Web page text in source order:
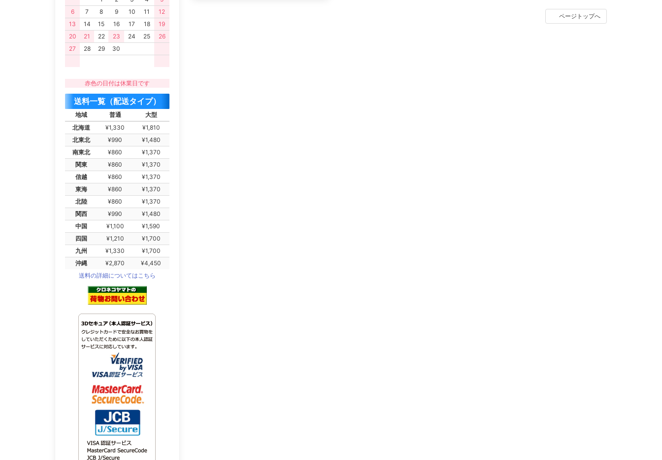
6
7 8 9 10 11
12
13
14 15 16 17 18
19
20
21 22 23 24 25
26
27
28 29 30
赤色の日付は休業日です
送料一覧（配送タイプ）
地域 普通
大型
北海道
¥1,330
¥1,810
北東北
¥990
¥1,480
南東北
¥860
¥1,370
関東
¥860
¥1,370
信越
¥860
¥1,370
東海
¥860
¥1,370
北陸
¥860
¥1,370
関西
¥990
¥1,480
中国
¥1,100
¥1,590
四国
¥1,210
¥1,700
九州
¥1,330
¥1,700
沖縄
¥2,870
¥4,450
送料の詳細についてはこちら
ページトップへ